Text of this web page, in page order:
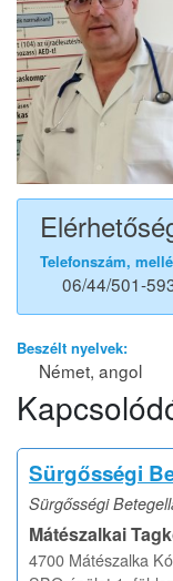
Telefonszám,
06/44/501-
Beszélt nyelvek:
Német, angol
Sürgősségi
Sürgősségi
Mátészalkai
4700 Mátészalka